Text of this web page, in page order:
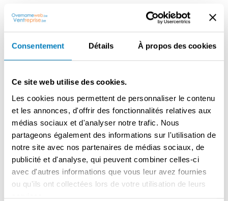
Consentement Détails À propos des cookies
Ce site web utilise des cookies.
Les cookies nous permettent de personnaliser le contenu
et les annonces, d'offrir des fonctionnalités relatives aux
médias sociaux et d'analyser notre trafic. Nous
partageons également des informations sur l'utilisation de
notre site avec nos partenaires de médias sociaux, de
publicité et d'analyse, qui peuvent combiner celles-ci
avec d'autres informations que vous leur avez fournies
ou qu'ils ont collectées lors de votre utilisation de leurs
services.
Description
Friterie à reprendre Affaire rentable avec potentiel de
croissance - idéal pour débutants Friterie prête à être
facilement accessible. L'affaire est rentable, bien
organisée et offre un grand potentiel de croissance pour
ceux qui veulent entreprendre avec enthousiasme et
vision.
Idéal pour un jeune débutant ou un couple
d'entrepreneurs à la recherche d'une belle opportunité
dans le secteur de la restauration. Le prix de reprise est
négociable - conditions correctes et transparentes d'un
commun accord. Nous ne négocions qu'avec des